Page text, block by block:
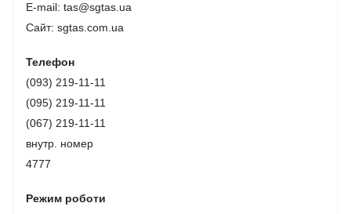
E-mail: tas@sgtas.ua
Сайт: sgtas.com.ua
Телефон
(093) 219-11-11
(095) 219-11-11
(067) 219-11-11
внутр. номер
4777
Режим роботи